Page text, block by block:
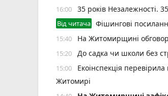
16:00 35 років Незалежності.
Від читача Фішингові
15:40 На Житомирщині
15:20 До садка чи школи без
15:00
Екоінспекція
Житомирі